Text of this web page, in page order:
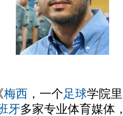
梅西 ，一个足球学院
牙多家专业体育媒体